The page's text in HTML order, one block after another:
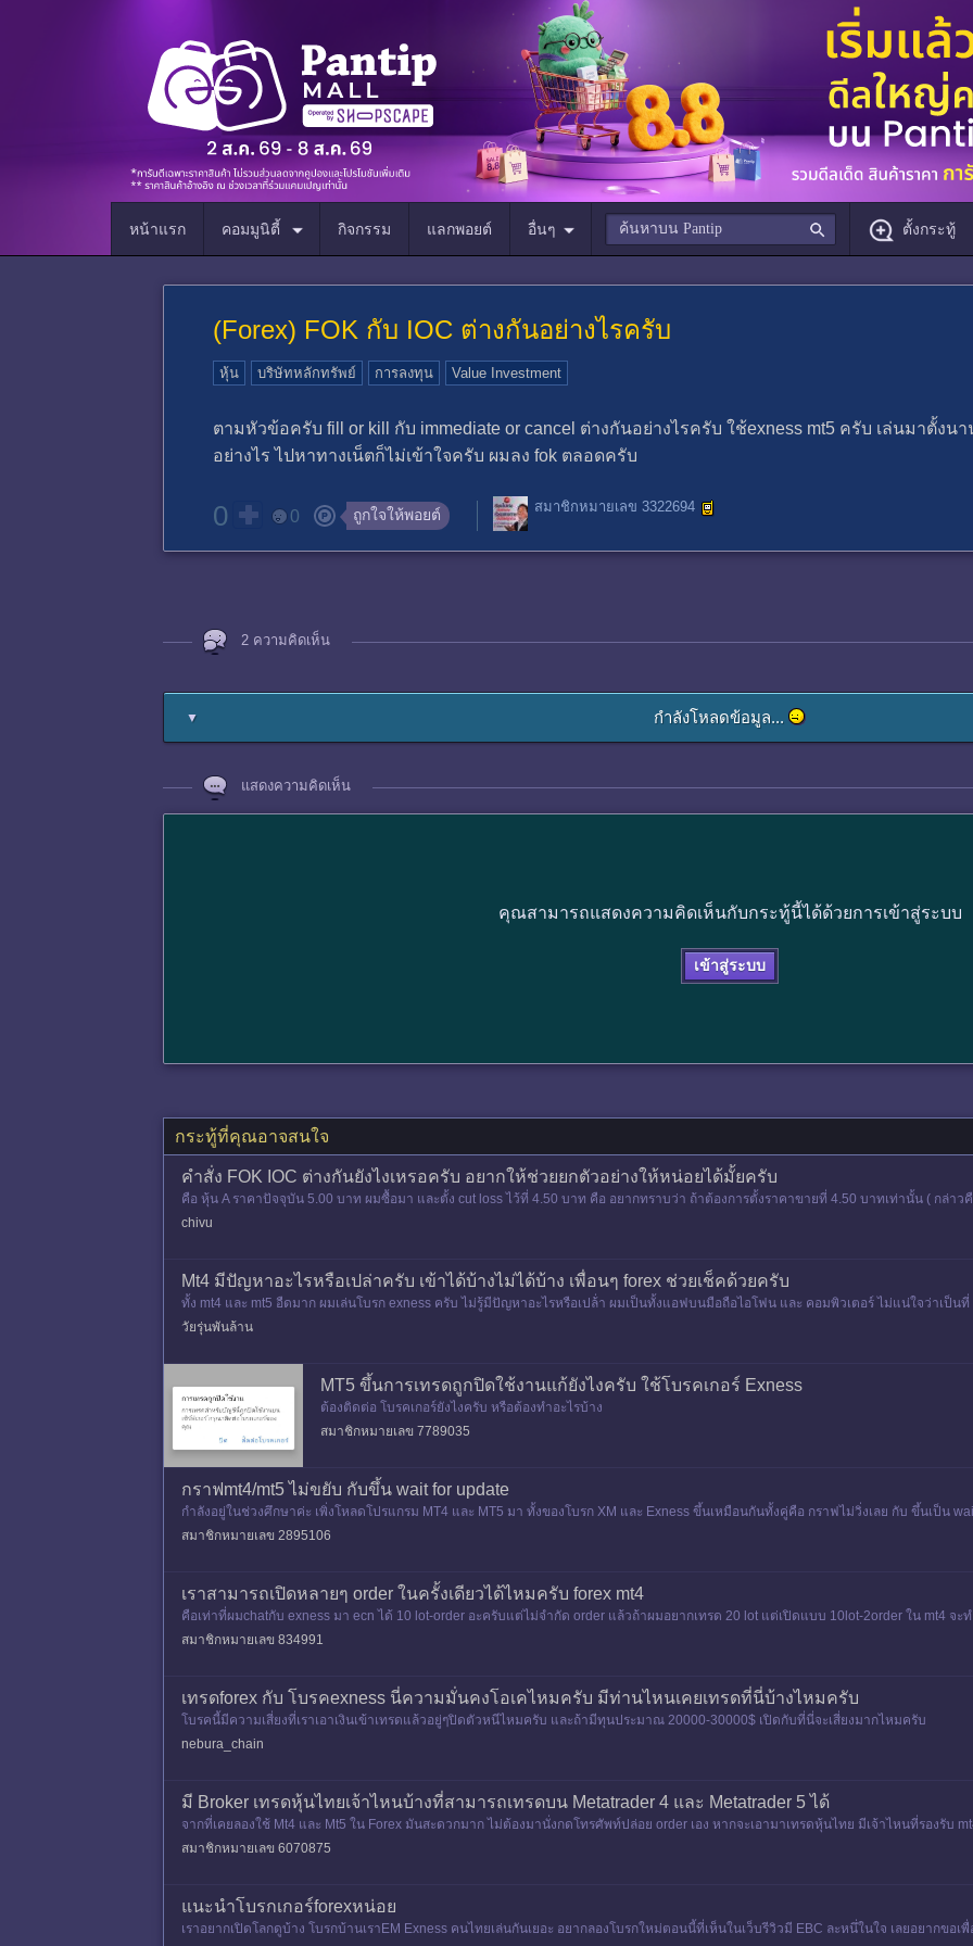
หน้าแรก คอมมูนิตี้ กิจกรรม แลกพอยต์ อื่นๆ ตั้งกระทู้
(Forex) FOK กับ IOC ต่างกันอย่างไรครับ
หุ้น บริษัทหลักทรัพย์ การลงทุน Value Investment
ตามหัวข้อครับ fill or kill กับ immediate or cancel ต่างกันอย่างไรครับ ใช้exness mt5 ครับ เล่นมาตั้งน
อย่างไร ไปหาทางเน็ตก็ไม่เข้าใจครับ ผมลง fok ตลอดครับ
0 0 ถูกใจให้พอยต์ สมาชิกหมายเลข 3322694
2 ความคิดเห็น
▼ กำลังโหลดข้อมูล...
แสดงความคิดเห็น
คุณสามารถแสดงความคิดเห็นกับกระทู้นี้ได้ด้วยการเข้าสู่ระบบ
เข้าสู่ระบบ
กระทู้ที่คุณอาจสนใจ
คำสั่ง FOK IOC ต่างกันยังไงเหรอครับ อยากให้ช่วยยกตัวอย่างให้หน่อยได้มั้ยครับ
คือ หุ้น A ราคาปัจจุบัน 5.00 บาท ผมซื้อมา และตั้ง cut loss ไว้ที่ 4.50 บาท คือ อยากทราบว่า ถ้าต้องการตั้งราคาขายที่ 4.50 บาทเท่านั้น ( กล่าว
งตั้งคำส
chivu
Mt4 มีปัญหาอะไรหรือเปล่าครับ เข้าได้บ้างไม่ได้บ้าง เพื่อนๆ forex ช่วยเช็คด้วยครับ
ทั้ง mt4 และ mt5 อืดมาก ผมเล่นโบรก exness ครับ ไม่รู้มีปัญหาอะไรหรือเปล้่า ผมเป็นทั้งแอฟบนมือถือไอโฟน และ คอมพิวเตอร์ ไม่แน่ใจว่าเป็นที่
าได้ปกติดีน
วัยรุ่นพันล้าน
MT5 ขึ้นการเทรดถูกปิดใช้งานแก้ยังไงครับ ใช้โบรคเกอร์ Exness
ต้องติดต่อ โบรคเกอร์ยังไงครับ หรือต้องทำอะไรบ้าง
สมาชิกหมายเลข 7789035
กราฟmt4/mt5 ไม่ขยับ กับขึ้น wait for update
กำลังอยู่ในช่วงศึกษาค่ะ เพิ่งโหลดโปรแกรม MT4 และ MT5 มา ทั้งของโบรก XM และ Exness ขึ้นเหมือนกันทั้งคู่คือ กราฟไม่วิ่งเลย กับ ขึ้นเป็น
ทรด fore
สมาชิกหมายเลข 2895106
เราสามารถเปิดหลายๆ order ในครั้งเดียวได้ไหมครับ forex mt4
คือเท่าที่ผมchatกับ exness มา ecn ได้ 10 lot-order อะครับแต่ไม่จำกัด order แล้วถ้าผมอยากเทรด 20 lot แต่เปิดแบบ 10lot-2order ใน mt4 จ
สมาชิกหมายเลข 834991
เทรดforex กับ โบรคexness นี่ความมั่นคงโอเคไหมครับ มีท่านไหนเคยเทรดที่นี่บ้างไหมครับ
โบรคนี้มีความเสี่ยงที่เราเอาเงินเข้าเทรดแล้วอยู่ๆปิดตัวหนีไหมครับ และถ้ามีทุนประมาณ 20000-30000$ เปิดกับที่นี่จะเสี่ยงมากไหมครับ
nebura_chain
มี Broker เทรดหุ้นไทยเจ้าไหนบ้างที่สามารถเทรดบน Metatrader 4 และ Metatrader 5 ได้
จากที่เคยลองใช้ Mt4 และ Mt5 ใน Forex มันสะดวกมาก ไม่ต้องมานั่งกดโทรศัพท์ปล่อย order เอง หากจะเอามาเทรดหุ้นไทย มีเจ้าไหนที่รองรับ
สมาชิกหมายเลข 6070875
แนะนำโบรกเกอร์forexหน่อย
เราอยากเปิดโลกดูบ้าง โบรกบ้านเราEM Exness คนไทยเล่นกันเยอะ อยากลองโบรกใหม่ตอนนี้ที่เห็นในเว็บรีวิวมี EBC ละหนึ่ในใจ เลยอยากข